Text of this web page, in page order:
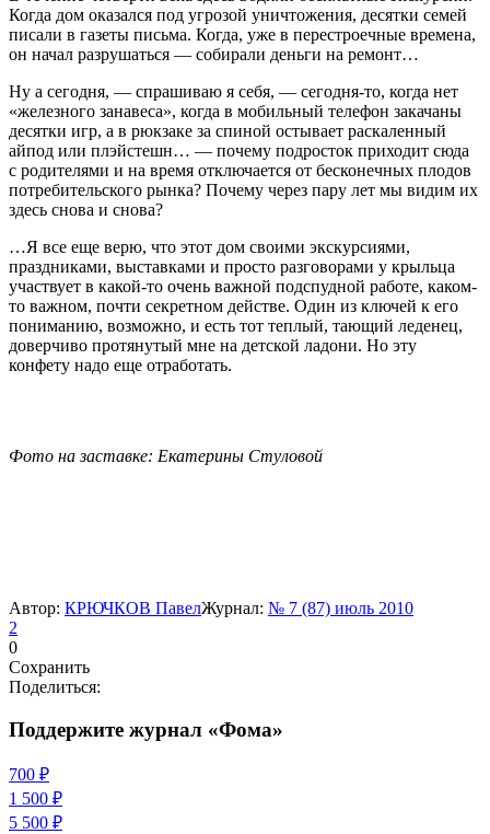
Когда дом оказался под угрозой уничтожения, десятки семей
писали в газеты письма. Когда, уже в перестроечные времена,
он начал разрушаться — собирали деньги на ремонт…
Ну а сегодня, — спрашиваю я себя, — сегодня-то, когда нет
«железного занавеса», когда в мобильный телефон закачаны
десятки игр, а в рюкзаке за спиной остывает раскаленный
айпод или плэйстешн… — почему подросток приходит сюда
с родителями и на время отключается от бесконечных плодов
потребительского рынка? Почему через пару лет мы видим их
здесь снова и снова?
…Я все еще верю, что этот дом своими экскурсиями,
праздниками, выставками и просто разговорами у крыльца
участвует в какой-то очень важной подспудной работе, каком-
то важном, почти секретном действе. Один из ключей к его
пониманию, возможно, и есть тот теплый, тающий леденец,
доверчиво протянутый мне на детской ладони. Но эту
конфету надо еще отработать.
Фото на заставке: Екатерины Стуловой
Автор: КРЮЧКОВ ПавелЖурнал: № 7 (87) июль 2010
2
0
Сохранить
Поделиться:
Поддержите журнал «Фома»
700 ₽
1 500 ₽
5 500 ₽